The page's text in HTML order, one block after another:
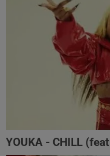
YOUKA - CHILL